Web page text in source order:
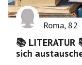
Roma, 82
📚 LITERATUR 📚 STAMMTISCH - BRUNCH -
sich